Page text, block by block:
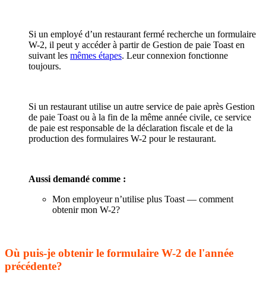
Si un employé d’un restaurant fermé recherche un formulaire
W-2, il peut y accéder à partir de Gestion de paie Toast en
suivant les mêmes étapes. Leur connexion fonctionne
toujours.
Si un restaurant utilise un autre service de paie après Gestion
de paie Toast ou à la fin de la même année civile, ce service
de paie est responsable de la déclaration fiscale et de la
production des formulaires W-2 pour le restaurant.
Aussi demandé comme :
Mon employeur n’utilise plus Toast — comment
obtenir mon W-2?
Où puis-je obtenir le formulaire W-2 de l'année
précédente?